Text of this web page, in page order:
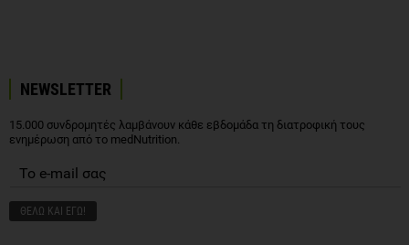
NEWSLETTER
15.000 συνδρομητές λαμβάνουν κάθε εβδομάδα τη διατροφική τους
ενημέρωση από το medNutrition.